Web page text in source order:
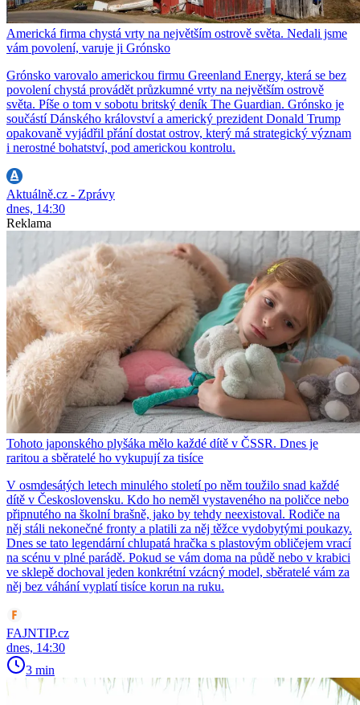
Americká firma chystá vrty na největším ostrově světa. Nedali jsme
vám povolení, varuje ji Grónsko
Grónsko varovalo americkou firmu Greenland Energy, která se bez
povolení chystá provádět průzkumné vrty na největším ostrově
světa. Píše o tom v sobotu britský deník The Guardian. Grónsko je
součástí Dánského království a americký prezident Donald Trump
opakovaně vyjádřil přání dostat ostrov, který má strategický význam
i nerostné bohatství, pod americkou kontrolu.
Aktuálně.cz - Zprávy
dnes, 14:30
Reklama
Tohoto japonského plyšáka mělo každé dítě v ČSSR. Dnes je
raritou a sběratelé ho vykupují za tisíce
V osmdesátých letech minulého století po něm toužilo snad každé
dítě v Československu. Kdo ho neměl vystaveného na poličce nebo
připnutého na školní brašně, jako by tehdy neexistoval. Rodiče na
něj stáli nekonečné fronty a platili za něj těžce vydobytými poukazy.
Dnes se tato legendární chlupatá hračka s plastovým obličejem vrací
na scénu v plné parádě. Pokud se vám doma na půdě nebo v krabici
ve sklepě dochoval jeden konkrétní vzácný model, sběratelé vám za
něj bez váhání vyplatí tisíce korun na ruku.
FAJNTIP.cz
dnes, 14:30
3 min